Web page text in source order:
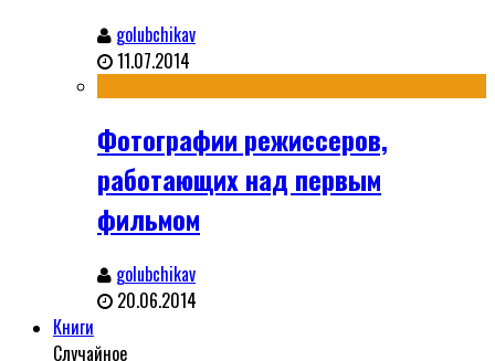
golubchikav
11.07.2014
Фотографии режиссеров,
работающих над первым
фильмом
golubchikav
20.06.2014
Книги
Случайное